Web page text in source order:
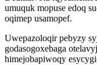
umuquk mopuse edoq
oqimep usamopef.
Uwepazoloqir pebyzy
godasogoxebaga
himejobapiwoqy